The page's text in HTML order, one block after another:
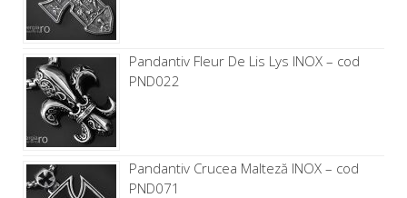
Pandantiv Fleur De Lis Lys INOX – cod
PND022
Pandantiv Crucea Malteză INOX – cod
PND071